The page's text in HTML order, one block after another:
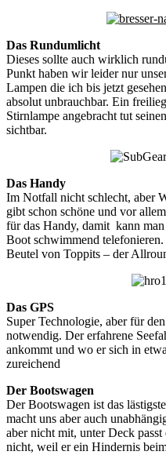
Das Rundumlicht
Dieses sollte auch wirklich
Punkt haben wir leider nur
Lampen die ich bis jetzt
absolut unbrauchbar. Ein
Stirnlampe angebracht tut
sichtbar.
Das Handy
Im Notfall nicht schlecht, aber
gibt schon schöne und vor
für das Handy, damit kann
Boot schwimmend
Beutel von Toppits – der
Das GPS
Super Technologie, aber für
notwendig. Der erfahrene
ankommt und wo er sich in
zureichend
Der Bootswagen
Der Bootswagen ist das
macht uns aber auch
aber nicht mit, unter Deck
nicht, weil er ein Hindernis